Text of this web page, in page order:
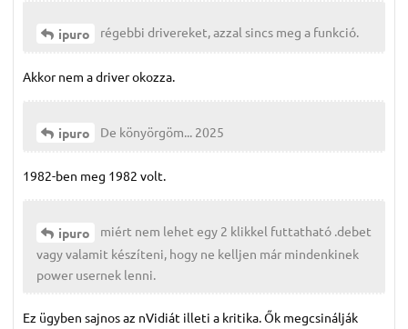
ipuro régebbi drivereket, azzal sincs meg a funkció.
Akkor nem a driver okozza.
ipuro De könyörgöm... 2025
1982-ben meg 1982 volt.
ipuro
miért nem lehet egy 2 klikkel futtatható .debet
vagy valamit készíteni, hogy ne kelljen már mindenkinek
power usernek lenni.
Ez ügyben sajnos az nVidiát illeti a kritika. Ők megcsinálják